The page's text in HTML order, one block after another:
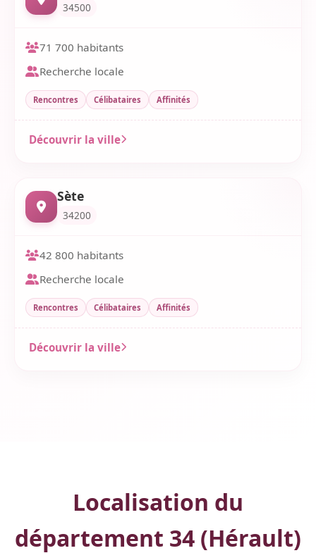
34500
71 700 habitants
Recherche locale
Rencontres Célibataires Affinités
Découvrir la ville
Sète
34200
42 800 habitants
Recherche locale
Rencontres Célibataires Affinités
Découvrir la ville
Localisation du
département 34 (Hérault)